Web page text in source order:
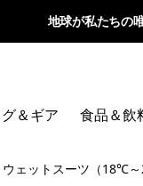
地球が私たちの
＆ギア 食品＆飲
ウェットスーツ（18℃～